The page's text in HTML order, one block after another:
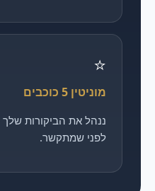
⭐
מוניטין 5 כוכבים
ננהל את הביקורות
לפני שמתקשר.